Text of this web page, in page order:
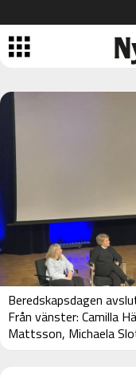
Beredskapsdagen
Från vänster: Camilla
Mattsson, Michaela